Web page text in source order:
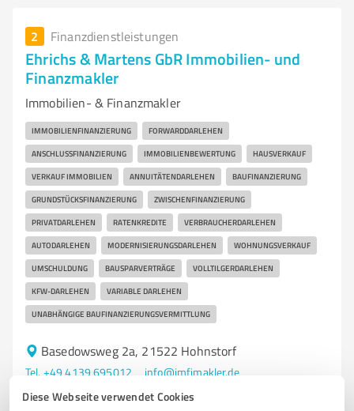
Diese Webseite verwendet Cookies
2 Finanzdienstleistungen
Ehrichs & Martens GbR Immobilien- und
Finanzmakler
Immobilien- & Finanzmakler
IMMOBILIENFINANZIERUNG FORWARDDARLEHEN
ANSCHLUSSFINANZIERUNG IMMOBILIENBEWERTUNG HAUSVERKAUF
VERKAUF IMMOBILIEN ANNUITÄTENDARLEHEN BAUFINANZIERUNG
GRUNDSTÜCKSFINANZIERUNG ZWISCHENFINANZIERUNG
PRIVATDARLEHEN RATENKREDITE VERBRAUCHERDARLEHEN
AUTODARLEHEN MODERNISIERUNGSDARLEHEN WOHNUNGSVERKAUF
UMSCHULDUNG BAUSPARVERTRÄGE VOLLTILGERDARLEHEN
KFW-DARLEHEN VARIABLE DARLEHEN
UNABHÄNGIGE BAUFINANZIERUNGSVERMITTLUNG
Basedowsweg 2a, 21522 Hohnstorf
Tel. +49 4139 695012
info@imfimakler.de